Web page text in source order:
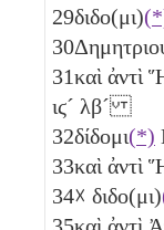
29διδο(μι)
30
31καὶ ἀντὶ
ιϛ´ λβ´
32δίδομι(*)
33καὶ ἀντὶ
34☓ διδο(μι)
35καὶ ἀντὶ